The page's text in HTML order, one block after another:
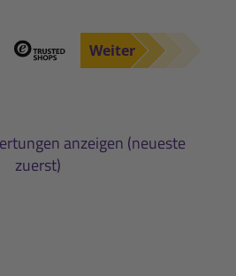
Weiter
anzeigen (neueste
zuerst)